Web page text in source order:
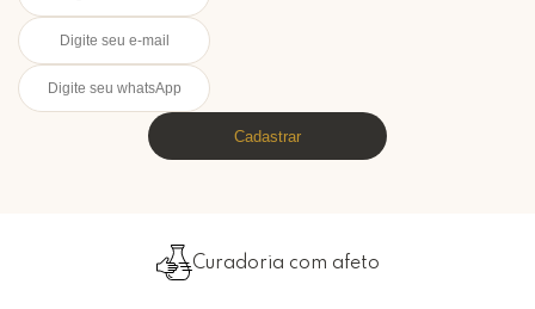
Cadastrar
Curadoria com afeto